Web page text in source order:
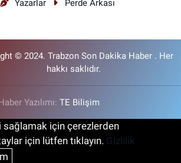
Yazarlar Perde Arkası
© 2024. Trabzon Son Dakika Haber . Her
hakkı saklıdır.
Yazılımı: TE Bilişim
sağlamak için çerezlerden
için lütfen tıklayın. Gizlilik